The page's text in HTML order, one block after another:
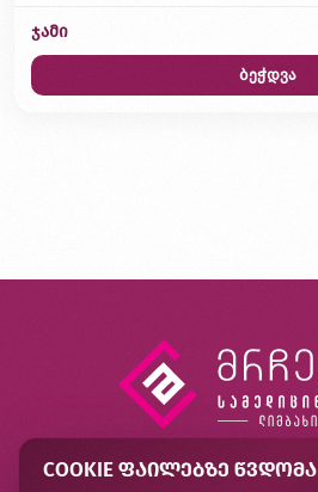
ჯამი
ბეჭდვა
COOKIE ᲤᲐᲘᲚᲔᲑᲖᲔ ᲬᲕᲓᲝᲛᲐ